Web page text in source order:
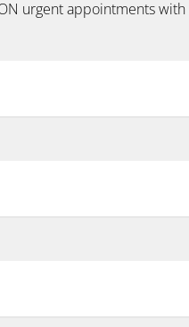
urgent appointments